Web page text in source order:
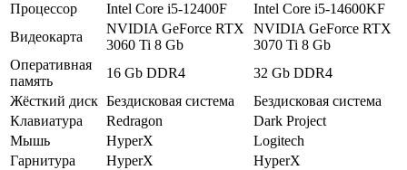
Процессор Intel Core i5-12400F
Intel Core i5-14600KF
Видеокарта
NVIDIA GeForce RTX
3060 Ti 8 Gb
NVIDIA GeForce RTX
3070 Ti 8 Gb
Оперативная
память
16 Gb DDR4
32 Gb DDR4
Жёсткий диск Бездисковая система
Бездисковая система
Клавиатура
Redragon
Dark Project
Мышь
HyperX
Logitech
Гарнитура
HyperX
HyperX